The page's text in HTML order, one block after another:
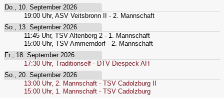
Do., 10. September 2026
19:00 Uhr, ASV Veitsbronn II - 2. Mannschaft
So., 13. September 2026
11:45 Uhr, TSV Altenberg 2 - 1. Mannschaft
15:00 Uhr, TSV Ammerndorf - 2. Mannschaft
Fr., 18. September 2026
17:30 Uhr, Traditionself - DTV Diespeck AH
So., 20. September 2026
13:00 Uhr, 2. Mannschaft - TSV Cadolzburg II
15:00 Uhr, 1. Mannschaft - TSV Cadolzburg